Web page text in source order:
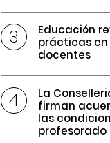
Educación
prácticas en
docentes
La
firman
las
profesorado